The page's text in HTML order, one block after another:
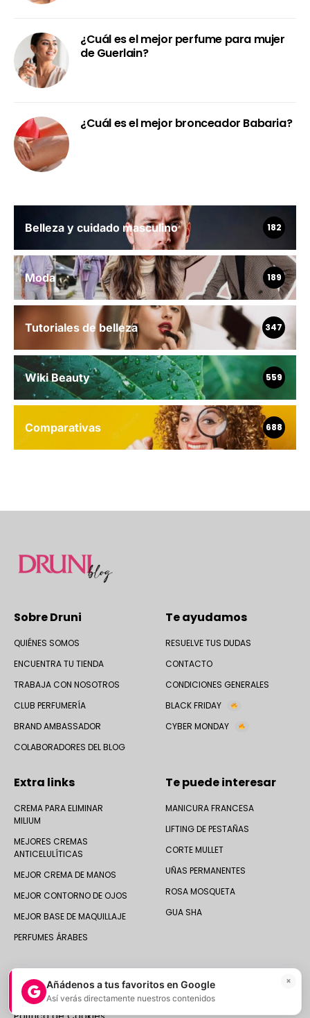
¿Cuál es el mejor perfume para mujer
de Guerlain?
¿Cuál es el mejor bronceador Babaria?
Belleza y cuidado masculino 182
Moda 189
Tutoriales de belleza 347
Wiki Beauty 559
Comparativas 688
Sobre Druni
QUIÉNES SOMOS
ENCUENTRA TU TIENDA
TRABAJA CON NOSOTROS
CLUB PERFUMERÍA
BRAND AMBASSADOR
COLABORADORES DEL BLOG
Te ayudamos
RESUELVE TUS DUDAS
CONTACTO
CONDICIONES GENERALES
BLACK FRIDAY
CYBER MONDAY
Extra links
CREMA PARA ELIMINAR
MILIUM
MEJORES CREMAS
ANTICELULÍTICAS
MEJOR CREMA DE MANOS
MEJOR CONTORNO DE OJOS
MEJOR BASE DE MAQUILLAJE
PERFUMES ÁRABES
Te puede interesar
MANICURA FRANCESA
LIFTING DE PESTAÑAS
CORTE MULLET
UÑAS PERMANENTES
ROSA MOSQUETA
GUA SHA
© 2025 Druni España ·Aviso legal|Política de Privacidad
Añádenos a tus favoritos en Google
Así verás directamente nuestros contenidos
×